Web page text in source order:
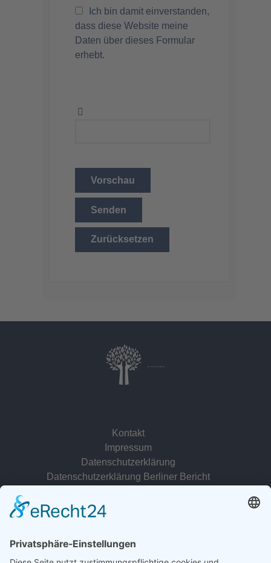
Ich bin damit einverstanden,
dass diese Website meine
Daten über dieses Formular
erhebt.
Vorschau
Senden
Zurücksetzen
Dr. Christina Baum
Kontakt
Impressum
Datenschutzerklärung
Datenschutzerklärung Berliner Bericht